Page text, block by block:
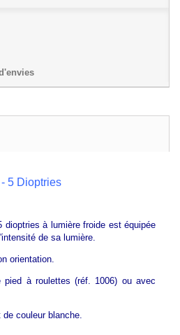
5 Dioptries
dioptries à lumière froide est équipée
de sa lumière.
orientation.
pied à roulettes (réf. 1006) ou avec
couleur blanche.